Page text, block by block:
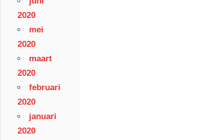
2020
mei
2020
maart
2020
februari
2020
januari
2020